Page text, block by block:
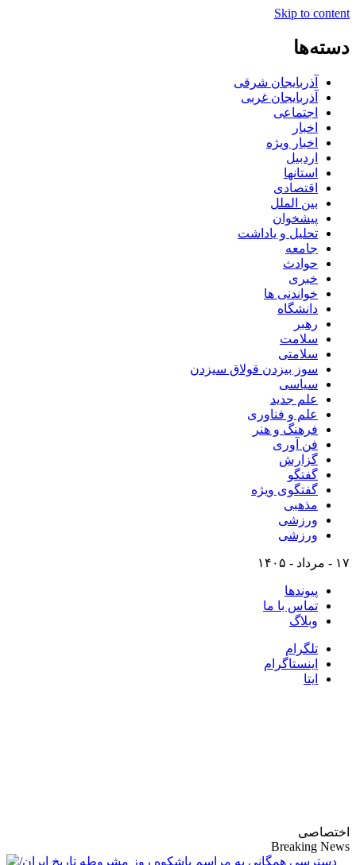
Skip to content
دسته‌ها
آذربایجان شرقی
آذربایجان غربی
اجتماعی
اخبار
اخبار ویژه
اردبیل
استانها
اقتصادی
بین الملل
پیشخوان
تحلیل و یاداشت
جامعه
حوادث
خبری
خواندنی ها
دانشگاه
رهبر
سلامت
سلامتی
سوز بیزدن قولاق سیزدن
سیاسی
علم جدید
علم و فناوری
فرهنگ و هنر
فن آوری
گزارش
گفتگو
گفتگوی ویژه
مذهبی
ورزشی
ورزشی
۱۷ - مرداد - ۱۴۰۵
پیوندها
تماس با ما
وبلاگ
تلگرام
اینستاگرام
ایتا
اختصاصی
Breaking News